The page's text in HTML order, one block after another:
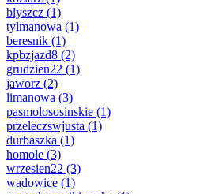
blyszcz (1)
tylmanowa (1)
beresnik (1)
kpbzjazd8 (2)
grudzien22 (1)
jaworz (2)
limanowa (3)
pasmolososinskie (1)
przeleczswjusta (1)
durbaszka (1)
homole (3)
wrzesien22 (3)
wadowice (1)